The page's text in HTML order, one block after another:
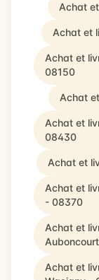
Achat
Achat et
Achat et
08150
Achat
Achat et
08430
Achat et
Achat et
- 08370
Achat et
Achat et